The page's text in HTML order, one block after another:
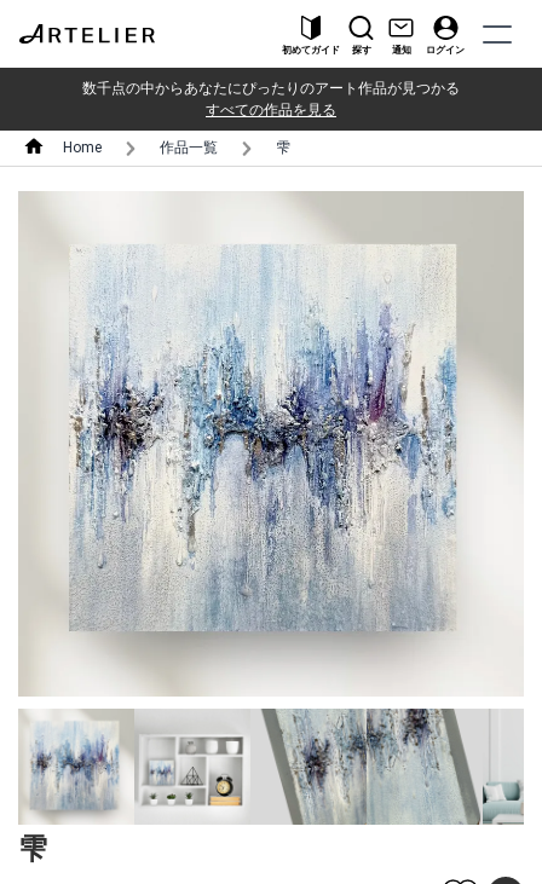
初めてガイド 探す 通知 ログイン
数千点の中からあなたにぴったりのアート作品が見つかる
すべての作品を見る
Home 作品一覧 雫
雫